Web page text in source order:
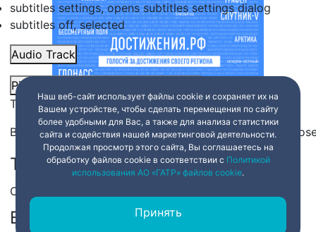
subtitles settings, opens subtitles settings dialog
subtitles off, selected
Audio Track
Picture-in-Picture
This is a modal window.
Beginning of dialog window. Escape will cancel and
Text
Color
Background
Наш веб-сайт использует файлы cookie и сохраняет их на
Вашем устройстве, чтобы сделать перемещения по сайту
более удобными для Вас, а также для анализа статистики
сайта и содействия нашей маркетинговой деятельности.
Продолжая просмотр этого сайта, Вы соглашаетесь на
обработку файлов cookie в соответствии с Политикой
использования АО «ГАТР» файлов cookie.
Принять